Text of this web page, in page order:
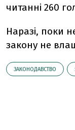
читанні 260
Наразі, поки
закону не
ЗАКОНОДАВСТВО